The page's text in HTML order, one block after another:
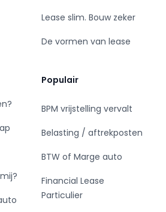
Lease slim. Bouw zeker
De vormen van lease
Populair
BPM vrijstelling vervalt
Belasting / aftrekposten
BTW of Marge auto
Financial Lease
Particulier